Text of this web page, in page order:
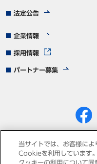
法定公告
企業情報
採用情報
パートナー募集
当サイトでは、お客様によ
Cookieを利用しています